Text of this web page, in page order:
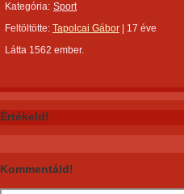
Kategória: Sport
Feltöltötte: Tapolcai Gábor
17 éve
Látta 1562 ember.
Értékeld!
Kommentáld!